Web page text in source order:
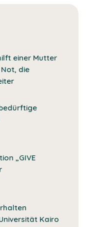
einer Mutter
die
„GIVE
Kairo